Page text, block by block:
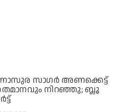
സാഗര്‍ അണക്കെട്ട്
നിറഞ്ഞു; ബ്ലൂ